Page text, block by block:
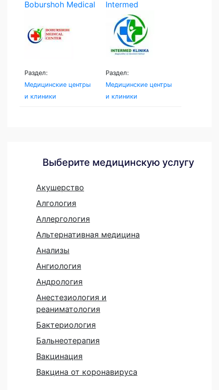
Boburshoh Medical
Раздел:
Медицинские центры
и клиники
Intermed
Namangan
Раздел:
Медицинские центры
и клиники
Выберите медицинскую услугу
Акушерство
Алгология
Аллергология
Альтернативная медицина
Анализы
Ангиология
Андрология
Анестезиология и
реаниматология
Бактериология
Бальнеотерапия
Вакцинация
Вакцина от коронавируса